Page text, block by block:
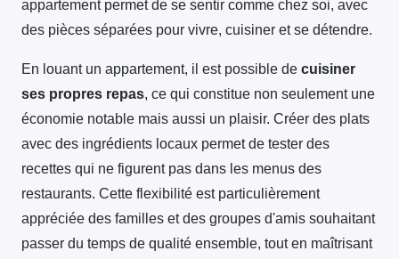
appartement permet de se sentir comme chez soi, avec
des pièces séparées pour vivre, cuisiner et se détendre.
En louant un appartement, il est possible de cuisiner
ses propres repas, ce qui constitue non seulement une
économie notable mais aussi un plaisir. Créer des plats
avec des ingrédients locaux permet de tester des
recettes qui ne figurent pas dans les menus des
restaurants. Cette flexibilité est particulièrement
appréciée des familles et des groupes d'amis souhaitant
passer du temps de qualité ensemble, tout en maîtrisant